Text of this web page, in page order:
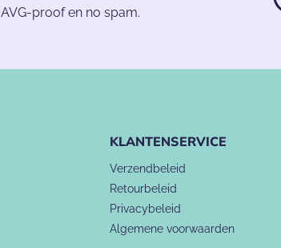
AVG-proof en no spam.
KLANTENSERVICE
Verzendbeleid
Retourbeleid
Privacybeleid
Algemene voorwaarden